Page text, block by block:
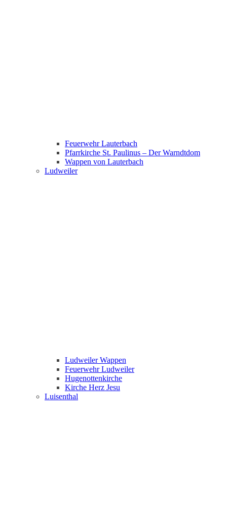
Feuerwehr Lauterbach
Pfarrkirche St. Paulinus – Der Warndtdom
Wappen von Lauterbach
Ludweiler
Ludweiler Wappen
Feuerwehr Ludweiler
Hugenottenkirche
Kirche Herz Jesu
Luisenthal